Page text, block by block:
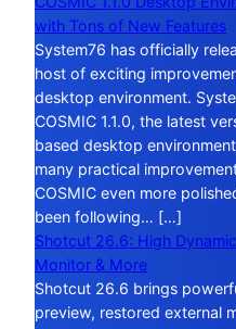
with Tons of New Features
System76 has officially
host of exciting
desktop environment.
COSMIC 1.1.0, the latest
based desktop
many practical
COSMIC even more
been following… […]
Shotcut 26.6: High
Monitor & More
Shotcut 26.6 brings
preview, restored external